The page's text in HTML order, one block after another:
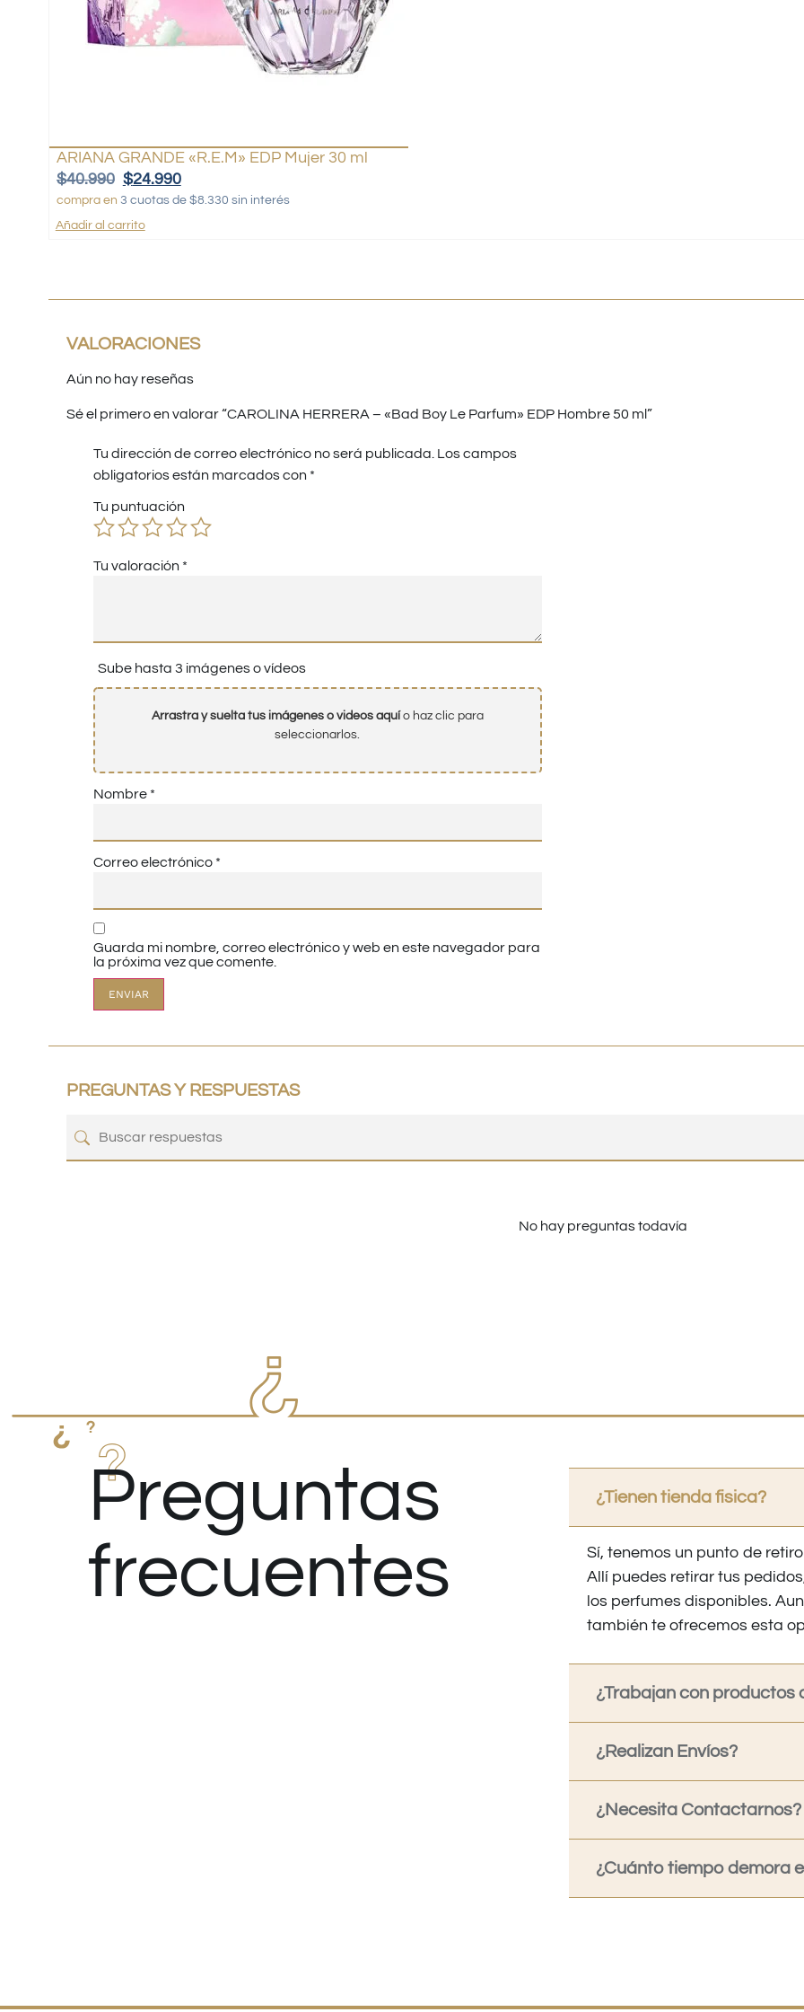
ARIANA GRANDE «R.E.M» EDP Mujer 30 ml
$40.990 $24.990
compra en 3 cuotas de $8.330 sin interés
Añadir al carrito
VALORACIONES
Aún no hay reseñas
Sé el primero en valorar “CAROLINA HERRERA – «Bad Boy Le Parfum» EDP Hombre 50 ml”
Tu dirección de correo electrónico no será publicada. Los campos
obligatorios están marcados con *
Tu puntuación
Tu valoración *
Sube hasta 3 imágenes o vídeos
Arrastra y suelta tus imágenes o videos aquío haz clic para
seleccionarlos.
Nombre *
Correo electrónico *
Guarda mi nombre, correo electrónico y web en este navegador para
la próxima vez que comente.
PREGUNTAS Y RESPUESTAS
No hay preguntas todavía
Preguntas
frecuentes
¿Tienen tienda fisica?
Sí, tenemos un punto de
Allí puedes retirar tus
los perfumes disponibles.
también te ofrecemos esta
¿Trabajan con productos
¿Realizan Envíos?
¿Necesita Contactarnos?
¿Cuánto tiempo demora